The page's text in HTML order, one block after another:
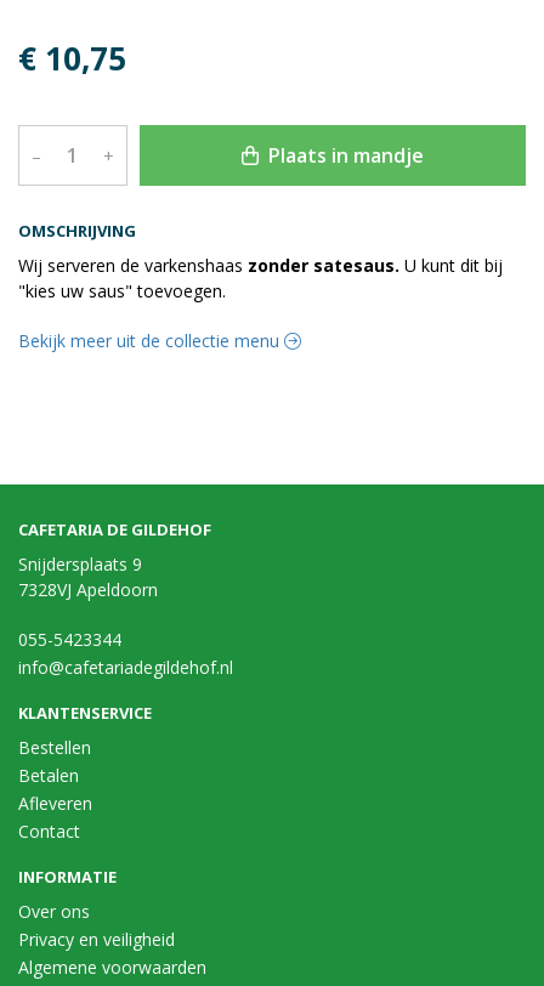
OMSCHRIJVING
Wij serveren de varkenshaas zonder satesaus. U kunt dit bij
"kies uw saus" toevoegen.
€ 10,75
– + Plaats in mandje
Bekijk meer uit de collectie menu
CAFETARIA DE GILDEHOF
Snijdersplaats 9
7328VJ Apeldoorn
055-5423344
info@cafetariadegildehof.nl
KLANTENSERVICE
Bestellen
Betalen
Afleveren
Contact
INFORMATIE
Over ons
Privacy en veiligheid
Algemene voorwaarden